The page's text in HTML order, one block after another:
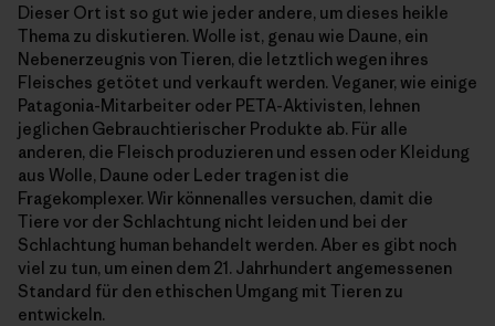
Dieser Ort ist so gut wie jeder andere, um dieses heikle
Thema zu diskutieren. Wolle ist, genau wie Daune, ein
Nebenerzeugnis von Tieren, die letztlich wegen ihres
Fleisches getötet und verkauft werden. Veganer, wie einige
Patagonia-Mitarbeiter oder PETA-Aktivisten, lehnen
jeglichen Gebrauchtierischer Produkte ab. Für alle
anderen, die Fleisch produzieren und essen oder Kleidung
aus Wolle, Daune oder Leder tragen ist die
Fragekomplexer. Wir könnenalles versuchen, damit die
Tiere vor der Schlachtung nicht leiden und bei der
Schlachtung human behandelt werden. Aber es gibt noch
viel zu tun, um einen dem 21. Jahrhundert angemessenen
Standard für den ethischen Umgang mit Tieren zu
entwickeln.